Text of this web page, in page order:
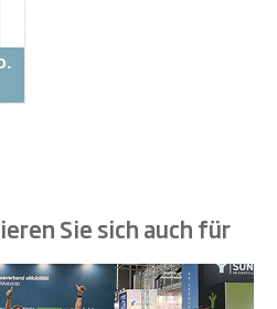
Sie sich auch für